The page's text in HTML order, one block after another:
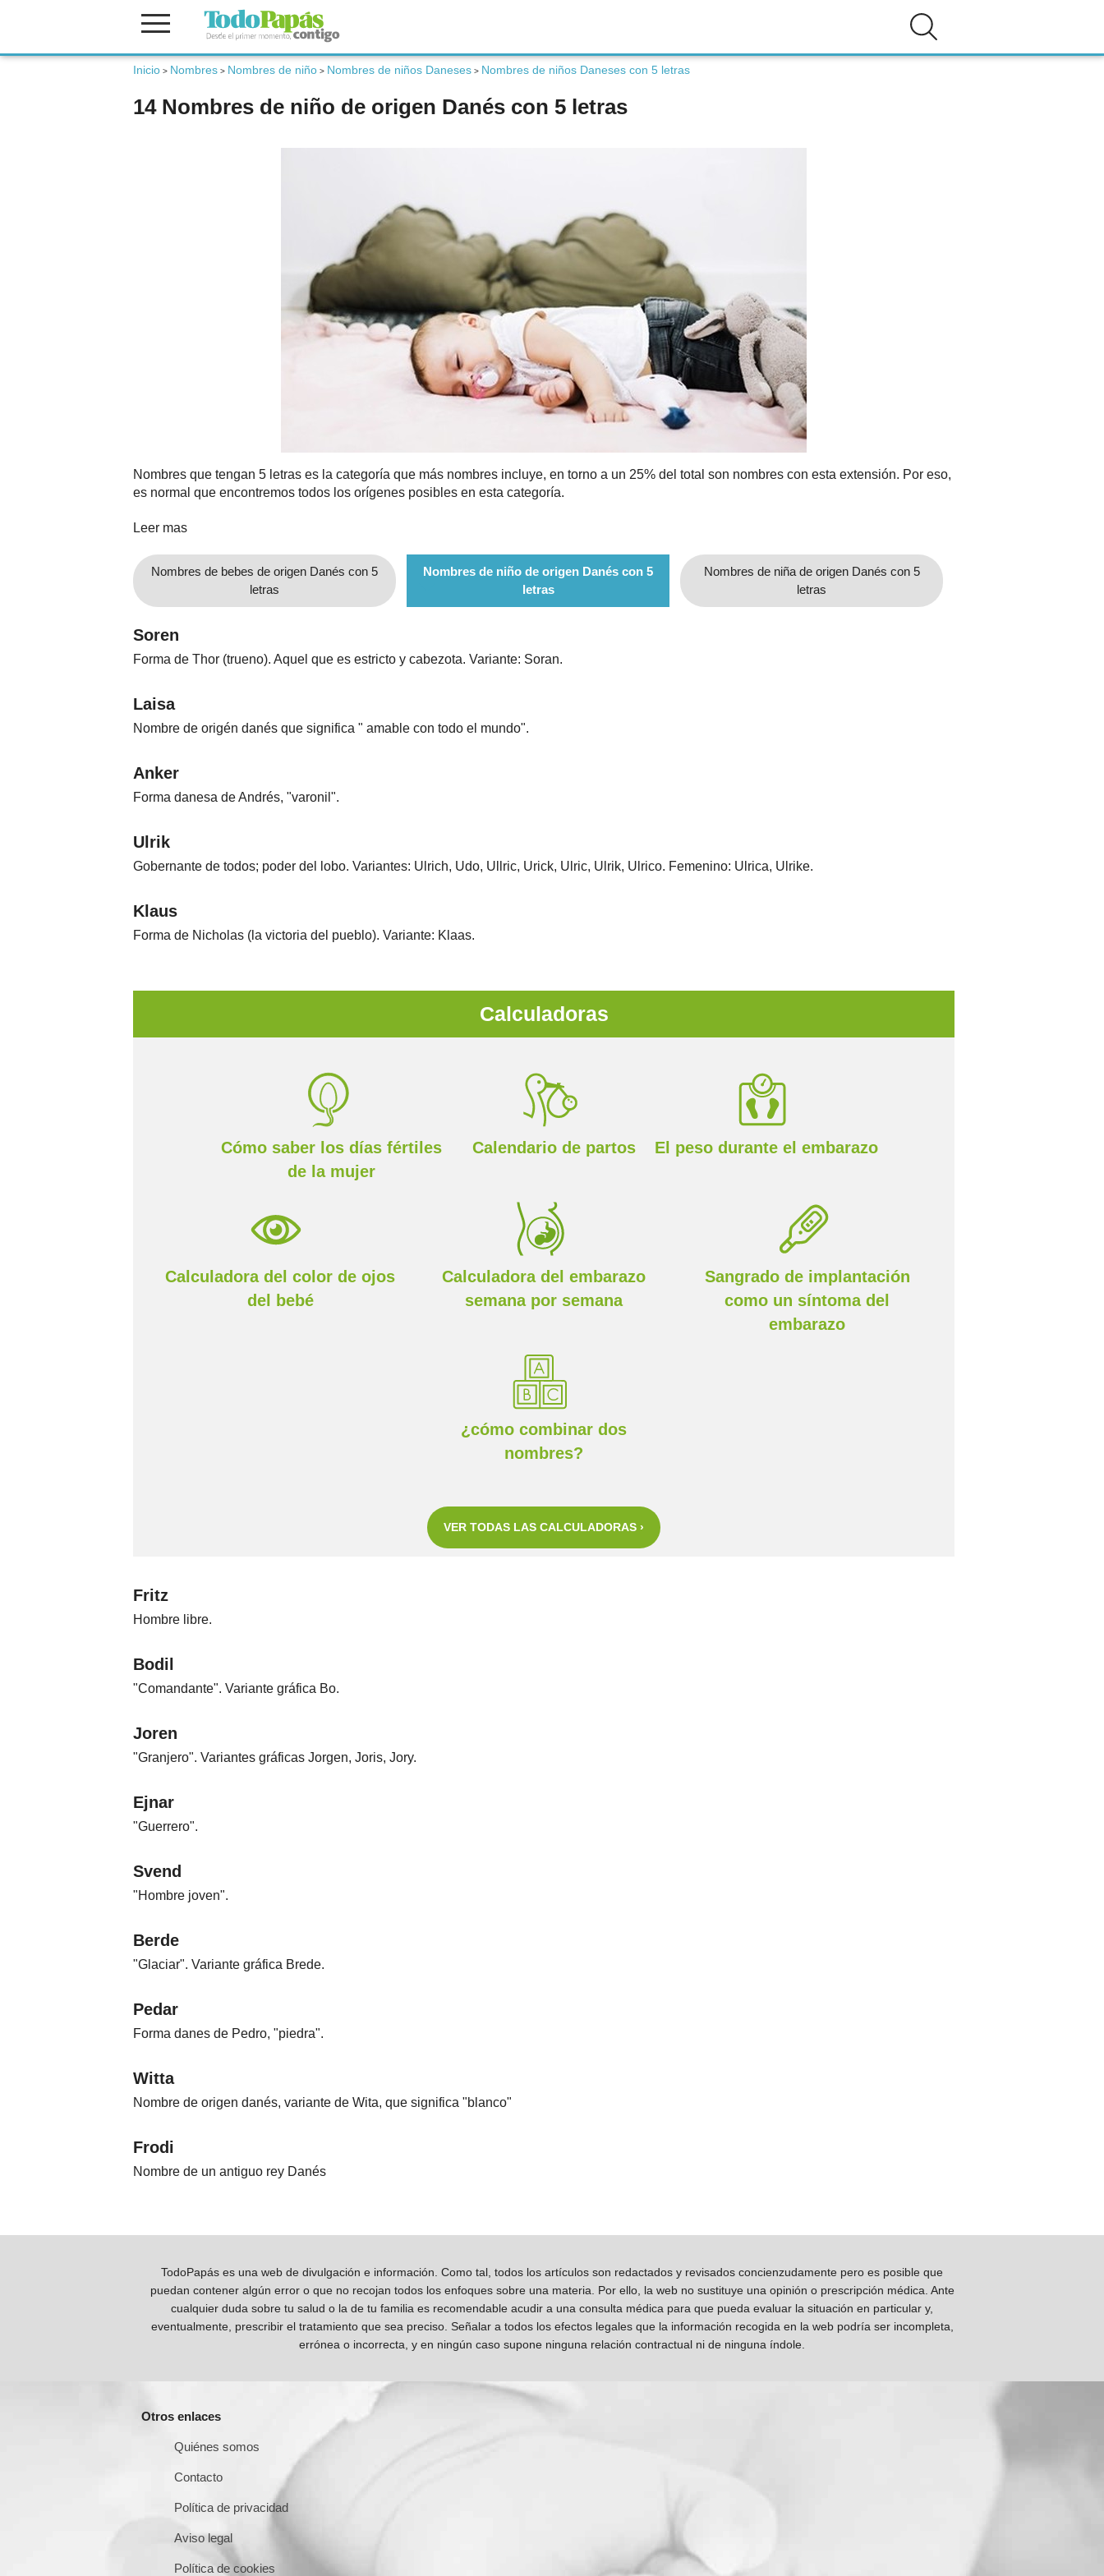
Inicio > Nombres > Nombres de niño > Nombres de niños Daneses > Nombres de niños Daneses con 5 letras
14 Nombres de niño de origen Danés con 5 letras
Nombres que tengan 5 letras es la categoría que más nombres incluye, en torno a un 25% del total son nombres con esta extensión. Por eso,
es normal que encontremos todos los orígenes posibles en esta categoría.
Leer mas
Nombres de bebes de origen Danés con 5
letras
Nombres de niño de origen Danés con 5
letras
Nombres de niña de origen Danés con 5
letras
Soren
Forma de Thor (trueno). Aquel que es estricto y cabezota. Variante: Soran.
Laisa
Nombre de origén danés que significa " amable con todo el mundo".
Anker
Forma danesa de Andrés, "varonil".
Ulrik
Gobernante de todos; poder del lobo. Variantes: Ulrich, Udo, Ullric, Urick, Ulric, Ulrik, Ulrico. Femenino: Ulrica, Ulrike.
Klaus
Forma de Nicholas (la victoria del pueblo). Variante: Klaas.
Calculadoras
Cómo saber los días fértiles
de la mujer
Calendario de partos El peso durante el embarazo
Calculadora del color de ojos
del bebé
Calculadora del embarazo
semana por semana
Sangrado de implantación
como un síntoma del
embarazo
¿cómo combinar dos
nombres?
VER TODAS LAS CALCULADORAS ›
Fritz
Hombre libre.
Bodil
"Comandante". Variante gráfica Bo.
Joren
"Granjero". Variantes gráficas Jorgen, Joris, Jory.
Ejnar
"Guerrero".
Svend
"Hombre joven".
Berde
"Glaciar". Variante gráfica Brede.
Pedar
Forma danes de Pedro, "piedra".
Witta
Nombre de origen danés, variante de Wita, que significa "blanco"
Frodi
Nombre de un antiguo rey Danés
TodoPapás es una web de divulgación e información. Como tal, todos los artículos son redactados y revisados concienzudamente pero es posible que
puedan contener algún error o que no recojan todos los enfoques sobre una materia. Por ello, la web no sustituye una opinión o prescripción médica. Ante
cualquier duda sobre tu salud o la de tu familia es recomendable acudir a una consulta médica para que pueda evaluar la situación en particular y,
eventualmente, prescribir el tratamiento que sea preciso. Señalar a todos los efectos legales que la información recogida en la web podría ser incompleta,
errónea o incorrecta, y en ningún caso supone ninguna relación contractual ni de ninguna índole.
Otros enlaces
Quiénes somos
Contacto
Política de privacidad
Aviso legal
Política de cookies